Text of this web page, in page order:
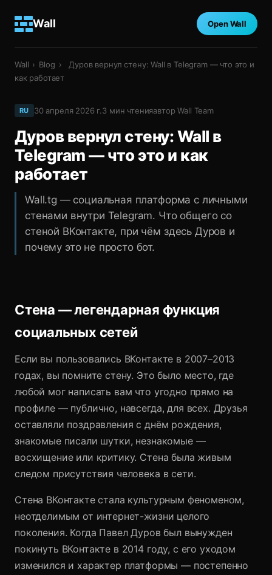
Wall Open Wall
Wall › Blog ›
Дуров вернул стену: Wall в Telegram — что это и
как работает
RU 30 апреля 2026 г.3 мин чтенияавтор Wall Team
Дуров вернул стену: Wall в
Telegram — что это и как
работает
Wall.tg — социальная платформа с личными
стенами внутри Telegram. Что общего со
стеной ВКонтакте, при чём здесь Дуров и
почему это не просто бот.
Стена — легендарная функция
социальных сетей
Если вы пользовались ВКонтакте в 2007–2013
годах, вы помните стену. Это было место, где
любой мог написать вам что угодно прямо на
профиле — публично, навсегда, для всех. Друзья
оставляли поздравления с днём рождения,
знакомые писали шутки, незнакомые —
восхищение или критику. Стена была живым
следом присутствия человека в сети.
Стена ВКонтакте стала культурным феноменом,
неотделимым от интернет-жизни целого
поколения. Когда Павел Дуров был вынужден
покинуть ВКонтакте в 2014 году, с его уходом
изменился и характер платформы — постепенно